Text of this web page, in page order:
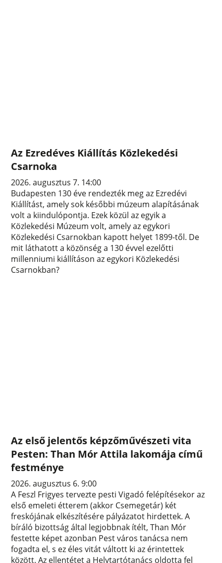
Az Ezredéves Kiállítás Közlekedési
Csarnoka
2026. augusztus 7. 14:00
Budapesten 130 éve rendezték meg az Ezredévi
Kiállítást, amely sok későbbi múzeum alapításának
volt a kiindulópontja. Ezek közül az egyik a
Közlekedési Múzeum volt, amely az egykori
Közlekedési Csarnokban kapott helyet 1899-től. De
mit láthatott a közönség a 130 évvel ezelőtti
millenniumi kiállításon az egykori Közlekedési
Csarnokban?
Az első jelentős képzőművészeti vita
Pesten: Than Mór Attila lakomája című
festménye
2026. augusztus 6. 9:00
A Feszl Frigyes tervezte pesti Vigadó felépítésekor az
első emeleti étterem (akkor Csemegetár) két
freskójának elkészítésére pályázatot hirdettek. A
bíráló bizottság által legjobbnak ítélt, Than Mór
festette képet azonban Pest város tanácsa nem
fogadta el, s ez éles vitát váltott ki az érintettek
között. Az ellentétet a Helytartótanács oldotta fel